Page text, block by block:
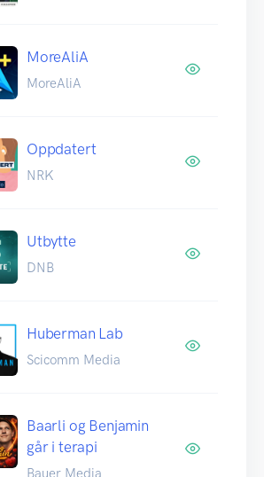
MoreAliA
MoreAliA
Oppdatert
NRK
Utbytte
DNB
Huberman Lab
Scicomm Media
Baarli og Benjamin
går i terapi
Bauer Media